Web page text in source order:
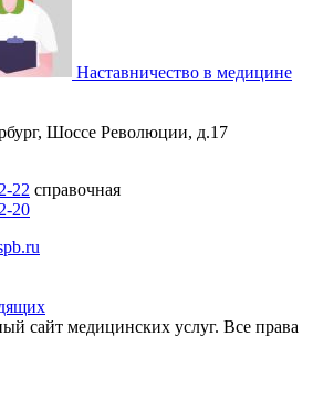
Наставничество в медицине
Шоссе Революции, д.17
22 справочная
20
сайт медицинских услуг. Все права